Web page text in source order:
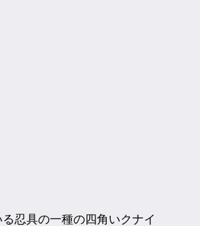
忍具の一種の四角いクナイ